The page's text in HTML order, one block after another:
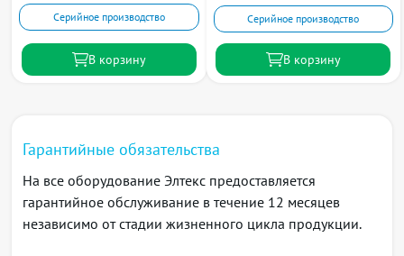
Функции интерфейсов
Защита от блокировки очереди (HOL)
Поддержка обратного давления (Back pressure)
Поддержка Auto MDI/MDIX
Зеркалирование портов (SPAN, RSPAN)
Стекирование
Функции при работе с МAC-адресами
Независимый режим обучения в каждой VLAN
Поддержка многоадресной рассылки (MAC
Серийное производство
В корзину
Серийное производство
В корзину
Гарантийные обязательства
На все оборудование Элтекс предоставляется
гарантийное обслуживание в течение 12 месяцев
независимо от стадии жизненного цикла продукции.